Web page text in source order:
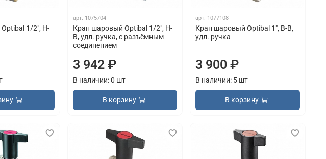
1/2", Н-
арт. 1075704
Кран шаровый Optibal 1/2", Н-
В, удл. ручка, с разъёмным
соединением
3 942 ₽
В наличии: 0 шт
В корзину
арт. 1077108
Кран шаровый Optibal 1", В-В,
удл. ручка
3 900 ₽
В наличии: 5 шт
В корзину